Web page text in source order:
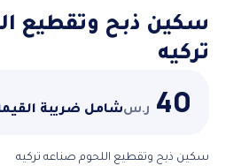
سكين ذبح وتقطيع
تركيه
40 ر.سشامل ضريبة
سكين ذبح وتقطيع اللحوم صناعه تركيه